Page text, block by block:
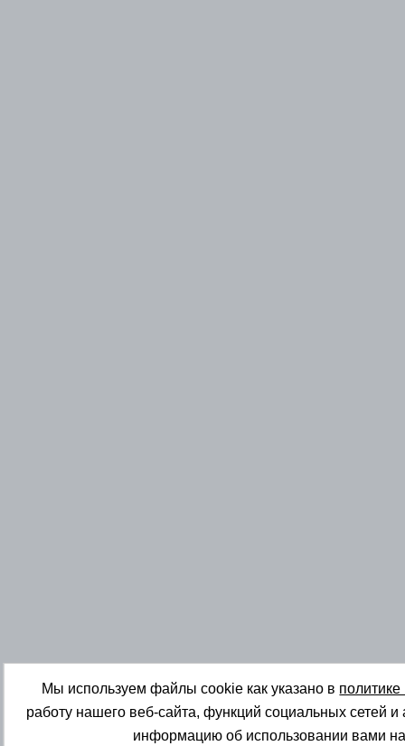
Мы используем файлы cookie как указано в
работу нашего веб-сайта, функций социальных сетей
информацию об использовании вами